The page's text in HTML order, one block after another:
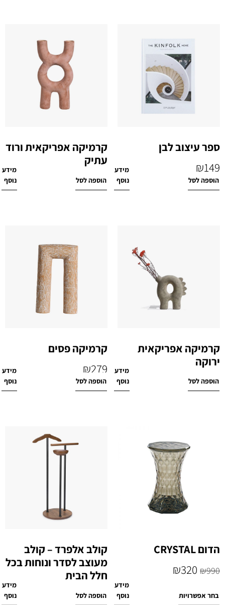
ספר עיצוב לבן
₪149
הוספה לסל
מידע
נוסף
קרמיקה אפריקאית ורוד
עתיק
₪479
הוספה לסל
מידע
נוסף
קרמיקה אפריקאית
ירוקה
₪239
הוספה לסל
מידע
נוסף
קרמיקה פסים
₪279
הוספה לסל
מידע
נוסף
הדום CRYSTAL
₪990
₪320
בחר אפשרויות
מידע
נוסף
קולב אלפרד – קולב
מעוצב לסדר ונוחות בכל
חלל הבית
₪990
הוספה לסל
מידע
נוסף